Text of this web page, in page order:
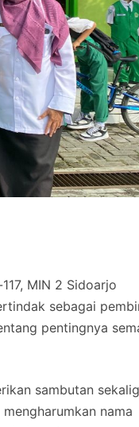
MIN 2 Sidoarjo
sebagai
pentingnya
sambutan
nama